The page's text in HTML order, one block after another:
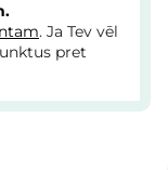
. Ja Tev vēl
pret